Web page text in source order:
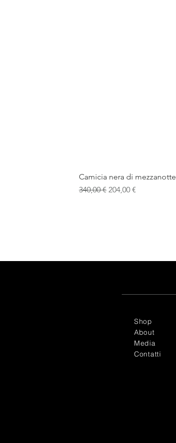
Camicia nera di mezzanotte
Prezzo regolare
340,00 € Prezzo scontato
204,00 €
Shop
About
Media
Contatti